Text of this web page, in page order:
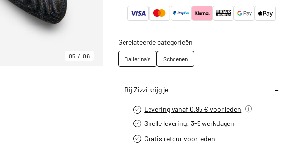
05 06
Gerelateerde categorieën
Ballerina's Schoenen
Bij Zizzi krijg je
Levering vanaf 0.95 € voor leden
Snelle levering: 3-5 werkdagen
Gratis retour voor leden